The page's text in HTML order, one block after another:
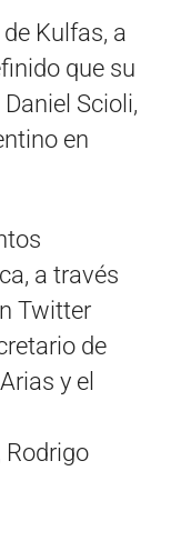
Kulfas, a
que su
Scioli,
en
a través
Twitter
de
y el